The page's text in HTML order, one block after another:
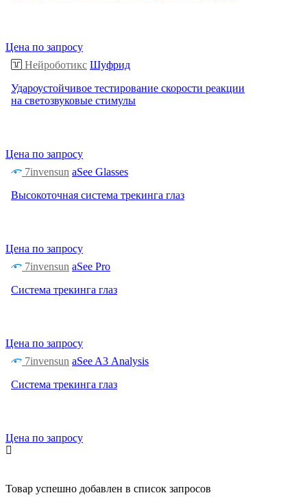
Цена по запросу
Нейроботикс Шуфрид
Удароустойчивое тестирование скорости реакции
на светозвуковые стимулы
Цена по запросу
7invensun aSee Glasses
Высокоточная система трекинга глаз
Цена по запросу
7invensun aSee Pro
Система трекинга глаз
Цена по запросу
7invensun aSee A3 Analysis
Система трекинга глаз
Цена по запросу
Товар успешно добавлен в спиcок запросов